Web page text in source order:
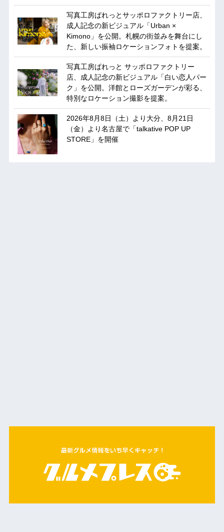
写真工房ぱれっとサッポロファクトリー店、
成人記念の新ビジュアル「Urban ×
Kimono」を公開。札幌の街並みを舞台にし
た、新しい振袖ロケーションフォトを提案。
写真工房ぱれっと サッポロファクトリー
店、成人記念の新ビジュアル「白い恋人パー
ク」を公開。洋館とローズガーデンが彩る、
特別なロケーション撮影を提案。
2026年8月8日（土）より大分、8月21日
（金）より名古屋で「talkative POP UP
STORE」を開催